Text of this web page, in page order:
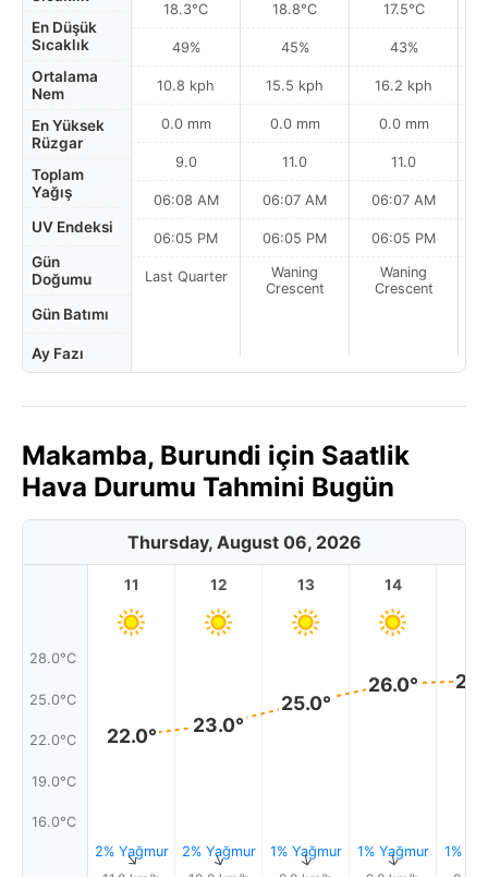
En Düşük
Sıcaklık
Ortalama
Nem
En Yüksek
Rüzgar
Toplam
Yağış
UV Endeksi
Gün
Doğumu
Gün Batımı
Ay Fazı
18.3°C
49%
10.8 kph
0.0 mm
9.0
06:08 AM
06:05 PM
Last Quarter
18.8°C
45%
15.5 kph
0.0 mm
11.0
06:07 AM
06:05 PM
Waning
Crescent
17.5°C
43%
16.2 kph
0.0 mm
11.0
06:07 AM
06:05 PM
Waning
Crescent
Makamba, Burundi için Saatlik
Hava Durumu Tahmini Bugün
Thursday, August 06, 2026
28.0°C
25.0°C
22.0°C
19.0°C
16.0°C
11
22.0°
2% Yağmur
↑
12
23.0°
2% Yağmur
↑
13
25.0°
1% Yağmur
↑
14
26.0°
1% Yağmur
↑ 1%